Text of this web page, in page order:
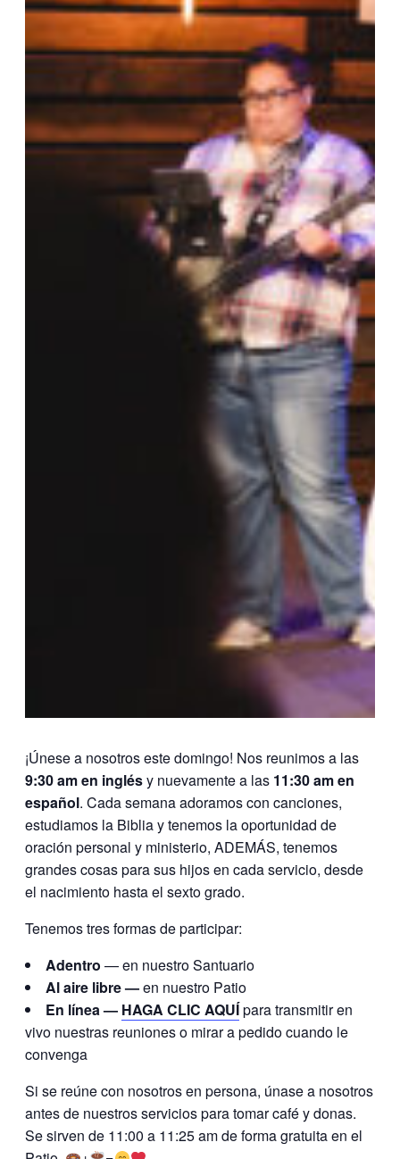
¡Únese a nosotros este domingo! Nos reunimos a las
9:30 am en inglésy nuevamente a las 11:30 am en
español. Cada semana adoramos con canciones,
estudiamos la Biblia y tenemos la oportunidad de
oración personal y ministerio, ADEMÁS, tenemos
grandes cosas para sus hijos en cada servicio, desde
el nacimiento hasta el sexto grado.
Tenemos tres formas de participar:
Adentro — en nuestro Santuario
Al aire libre —en nuestro Patio
En línea — HAGA CLIC AQUÍpara transmitir en
vivo nuestras reuniones o mirar a pedido cuando le
convenga
Si se reúne con nosotros en persona, únase a nosotros
antes de nuestros servicios para tomar café y donas.
Se sirven de 11:00 a 11:25 am de forma gratuita en el